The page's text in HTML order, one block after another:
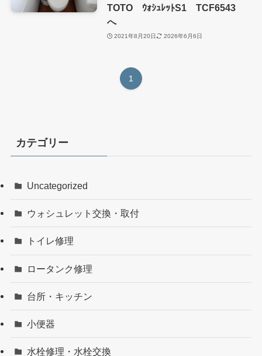
TOTO ｳｫｼｭﾚｯﾄS1 TCF6543
へ
2021年8月20日 2026年6月6日
1
カテゴリー
Uncategorized
ウォシュレット交換・取付
トイレ修理
ロータンク修理
台所・キッチン
小便器
水栓修理・水栓交換